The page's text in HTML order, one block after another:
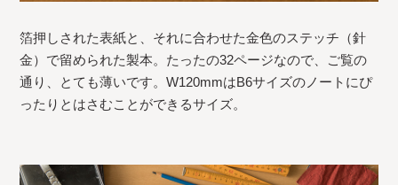
箔押しされた表紙と、それに合わせた金色のステッチ（針
金）で留められた製本。たったの32ページなので、ご覧の
通り、とても薄いです。W120mmはB6サイズのノートにぴ
ったりとはさむことができるサイズ。